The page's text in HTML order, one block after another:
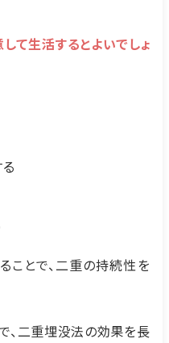
て生活するとよいでしょ
ことで、二重の持続性を
、二重埋没法の効果を長